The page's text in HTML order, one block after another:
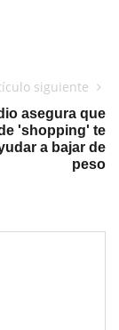
siguiente
asegura que
'shopping' te
a bajar de
peso